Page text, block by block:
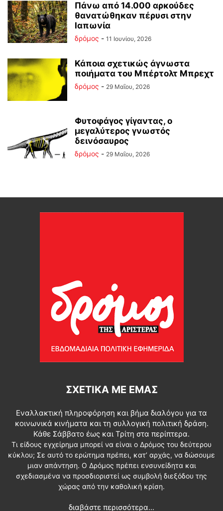
Πάνω από 14.000 αρκούδες
θανατώθηκαν πέρυσι στην
Ιαπωνία
δρόμος - 11 Ιουνίου, 2026
Κάποια σχετικώς άγνωστα
ποιήματα του Μπέρτολτ Μπρεχτ
δρόμος - 29 Μαΐου, 2026
Φυτοφάγος γίγαντας, ο
μεγαλύτερος γνωστός
δεινόσαυρος
δρόμος - 29 Μαΐου, 2026
ΣΧΕΤΙΚΆ ΜΕ ΕΜΆΣ
Εναλλακτική πληροφόρηση και βήμα διαλόγου για τα
κοινωνικά κινήματα και τη συλλογική πολιτική δράση.
Κάθε Σάββατο έως και Τρίτη στα περίπτερα.
Τι είδους εγχείρημα μπορεί να είναι ο Δρόμος του δεύτερου
κύκλου; Σε αυτό το ερώτημα πρέπει, κατ’ αρχάς, να δώσουμε
μιαν απάντηση. Ο Δρόμος πρέπει ενσυνείδητα και
σχεδιασμένα να προσδιοριστεί ως συμβολή διεξόδου της
χώρας από την καθολική κρίση.
διαβάστε περισσότερα...